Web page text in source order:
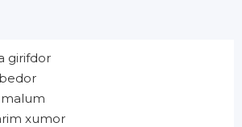
girifdor
xumor